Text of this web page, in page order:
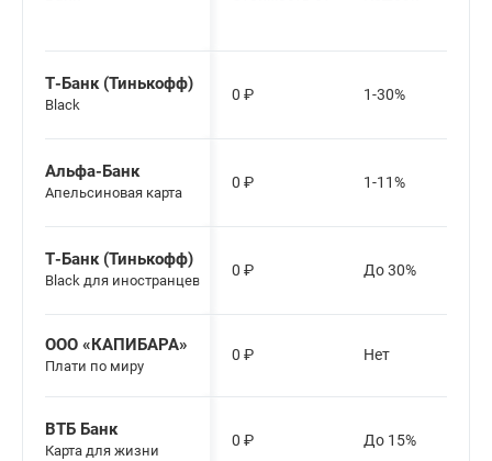
Т-Банк (Тинькофф)
Black
0 ₽ 1-30%
Альфа-Банк
Апельсиновая карта
0 ₽ 1-11%
Т-Банк (Тинькофф)
Black для иностранцев
0 ₽ До 30%
ООО «КАПИБАРА»
Плати по миру
0 ₽ Нет
ВТБ Банк
Карта для жизни
0 ₽ До 15%